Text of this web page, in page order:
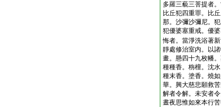
多羅三藐三菩提者
比丘犯四重罪。比
那。沙彌沙彌尼。
犯優婆塞重戒。優
悔者。當淨洗浴著
靜處修治室内。以
畫。懸四十九枚幡
種種香。栴檀。沈
種末香。塗香。燒
華。興大慈悲願救
解者令解。未安者
晝夜思惟如來本行